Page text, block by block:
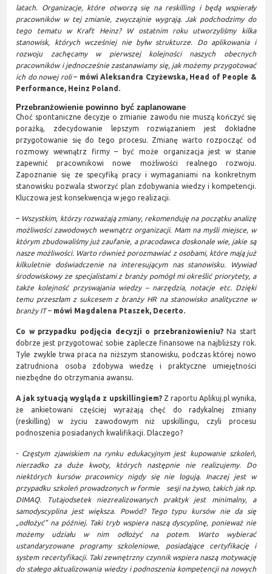
latach. Organizacje, które otworzą się na reskilling i będą wspierały
pracowników w tej zmianie, zwyczajnie wygrają. Jak podchodzimy do
tego tematu w Kraft Heinz? W ostatnim roku utworzyliśmy kilka
stanowisk, których wcześniej nie byłw strukturze. Do aplikowania i
rozwoju zachęcamy w pierwszej kolejności naszych obecnych
pracowników i jednocześnie zastanawiamy się, jak możemy przygotować
ich do nowej roli– mówi Aleksandra Czyżewska, Head of People &
Performance, Heinz Poland.
Przebranżowienie powinno być zaplanowane
Choć spontaniczne decyzje o zmianie zawodu nie muszą kończyć się
porażką, zdecydowanie lepszym rozwiązaniem jest dokładne
przygotowanie się do tego procesu. Zmianę warto rozpocząć od
rozmowy wewnątrz firmy – być może organizacja jest w stanie
zapewnić pracownikowi nowe możliwości realnego rozwoju.
Zapoznanie się ze specyfiką pracy i wymaganiami na konkretnym
stanowisku pozwala stworzyć plan zdobywania wiedzy i kompetencji.
Kluczowa jest konsekwencja w jego realizacji.
– Wszystkim, którzy rozważają zmiany, rekomenduję na początku analizę
możliwości zawodowych wewnątrz organizacji. Mam na myśli miejsce, w
którym zbudowaliśmy już zaufanie, a pracodawca doskonale wie, jakie są
nasze możliwości. Warto również porozmawiać z osobami, które mają już
kilkuletnie doświadczenie na interesującym nas stanowisku. Wywiad
środowiskowy ze specjalistami z branży pomógł mi określić priorytety, a
także kolejność przyswajania wiedzy – narzędzia, notacje etc. Dzięki
temu przeszłam z sukcesem z branży HR na stanowisko analityczne w
branży IT– mówi Magdalena Ptaszek, Decerto.
Co w przypadku podjęcia decyzji o przebranżowieniu?Na start
dobrze jest przygotować sobie zaplecze finansowe na najbliższy rok.
Tyle zwykle trwa praca na niższym stanowisku, podczas której nowo
zatrudniona osoba zdobywa wiedzę i praktyczne umiejętności
niezbędne do otrzymania awansu.
A jak sytuacją wygląda z upskillingiem? Z raportu Aplikuj.pl wynika,
że ankietowani częściej wyrażają chęć do radykalnej zmiany
(reskilling) w życiu zawodowym niż upskillingu, czyli procesu
podnoszenia posiadanych kwalifikacji. Dlaczego?
- Częstym zjawiskiem na rynku edukacyjnym jest kupowanie szkoleń,
nierzadko za duże kwoty, których następnie nie realizujemy. Do
niektórych kursów pracownicy nigdy się nie logują. Inaczej jest w
przypadku szkoleń prowadzonych w formie
sesji na żywo, takich jak np.
DIMAQ. Tutajodsetek niezrealizowanych praktyk jest minimalny, a
samodyscyplina jest większa. Powód? Tego typu kursów nie da się
„odłożyć” na później. Taki tryb wspiera naszą dyscyplinę, ponieważ nie
możemy udziału w nim odłożyć na potem.
Warto wybierać
ustandaryzowane programy szkoleniowe, posiadające certyfikację i
system recertyfikacji. Taki zewnętrzny czynnik wspiera naszą motywację
do stałego aktualizowania wiedzy i podnoszenia kompetencji na nowych